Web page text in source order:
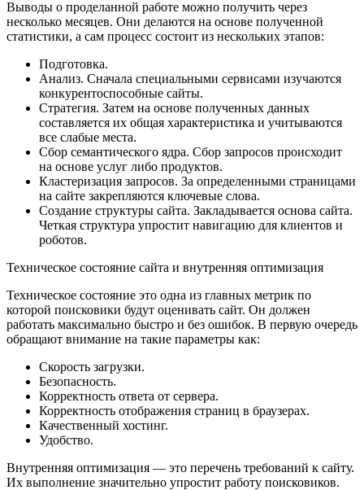
Выводы о проделанной работе можно получить через
несколько месяцев. Они делаются на основе полученной
статистики, а сам процесс состоит из нескольких этапов:
Подготовка.
Анализ. Сначала специальными сервисами изучаются
конкурентоспособные сайты.
Стратегия. Затем на основе полученных данных
составляется их общая характеристика и учитываются
все слабые места.
Сбор семантического ядра. Сбор запросов происходит
на основе услуг либо продуктов.
Кластеризация запросов. За определенными страницами
на сайте закрепляются ключевые слова.
Создание структуры сайта. Закладывается основа сайта.
Четкая структура упростит навигацию для клиентов и
роботов.
Техническое состояние сайта и внутренняя оптимизация
Техническое состояние это одна из главных метрик по
которой поисковики будут оценивать сайт. Он должен
работать максимально быстро и без ошибок. В первую очередь
обращают внимание на такие параметры как:
Скорость загрузки.
Безопасность.
Корректность ответа от сервера.
Корректность отображения страниц в браузерах.
Качественный хостинг.
Удобство.
Внутренняя оптимизация — это перечень требований к сайту.
Их выполнение значительно упростит работу поисковиков.